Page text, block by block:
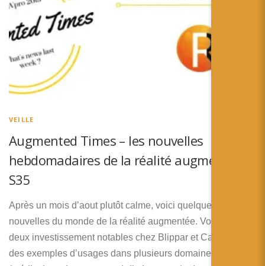
VEILLE
Augmented Times – les nouvelles
hebdomadaires de la réalité augmentée –
S35
Après un mois d’aout plutôt calme, voici quelques
nouvelles du monde de la réalité augmentée. Vous noterez
deux investissement notables chez Blippar et CastAR, et
des exemples d’usages dans plusieurs domaines